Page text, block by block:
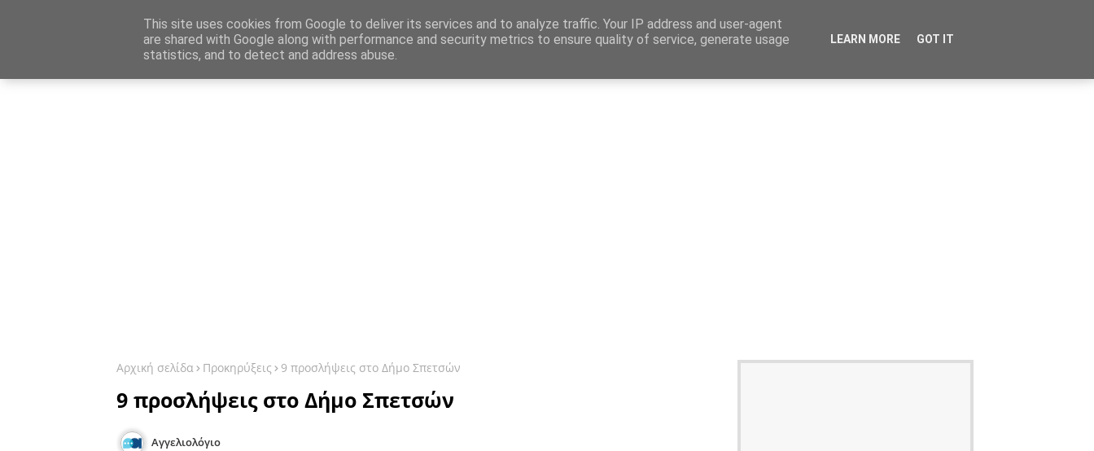
Καταχώρηση Αγγελίας Επικοινωνία Site Map
Ενημέρωση Αγγελίες Εργασίας
Αρχική σελίδα Προκηρύξεις 9 προσλήψεις στο Δήμο Σπετσών
9 προσλήψεις στο Δήμο Σπετσών
Αγγελιολόγιο
This site uses cookies from Google to deliver its services and to analyze traffic. Your IP address and user-agent
are shared with Google along with performance and security metrics to ensure quality of service, generate usage
statistics, and to detect and address abuse.
LEARN MORE GOT IT